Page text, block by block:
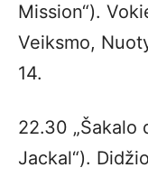
Mission“).
Veiksmo,
14.
22.30 „Šakalo
Jackal“).